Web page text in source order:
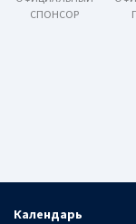
СПОНСОР
Календарь